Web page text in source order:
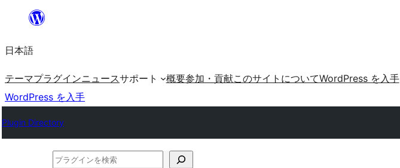
を
ッ
プ
日本語
テーマプラグインニュースサポート 概要参加・貢献このサイトについてWordPress を入手
WordPress を入手
Plugin Directory
プ